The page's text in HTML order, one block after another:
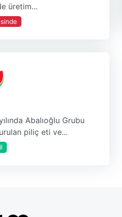
üretim...
Abalıoğlu Grubu
piliç eti ve...